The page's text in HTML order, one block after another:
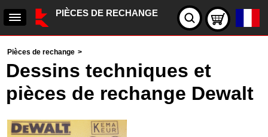
PIÈCES DE RECHANGE
Pièces de rechange >
Dessins techniques et
pièces de rechange Dewalt